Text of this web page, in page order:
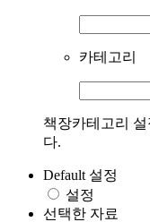
카테고리
책장카테고리
다.
Default 설정
설정
선택한 자료